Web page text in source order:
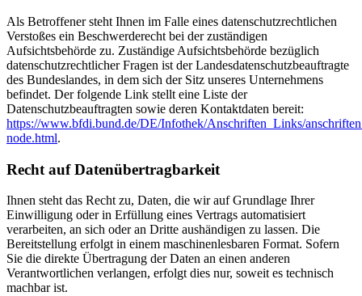
Als Betroffener steht Ihnen im Falle eines datenschutzrechtlichen
Verstoßes ein Beschwerderecht bei der zuständigen
Aufsichtsbehörde zu. Zuständige Aufsichtsbehörde bezüglich
datenschutzrechtlicher Fragen ist der Landesdatenschutzbeauftragte
des Bundeslandes, in dem sich der Sitz unseres Unternehmens
befindet. Der folgende Link stellt eine Liste der
Datenschutzbeauftragten sowie deren Kontaktdaten bereit:
https://www.bfdi.bund.de/DE/Infothek/Anschriften_Links/
node.html.
Recht auf Datenübertragbarkeit
Ihnen steht das Recht zu, Daten, die wir auf Grundlage Ihrer
Einwilligung oder in Erfüllung eines Vertrags automatisiert
verarbeiten, an sich oder an Dritte aushändigen zu lassen. Die
Bereitstellung erfolgt in einem maschinenlesbaren Format. Sofern
Sie die direkte Übertragung der Daten an einen anderen
Verantwortlichen verlangen, erfolgt dies nur, soweit es technisch
machbar ist.